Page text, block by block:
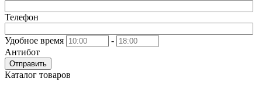
Телефон
Удобное время
-
Антибот
Отправить
Каталог товаров